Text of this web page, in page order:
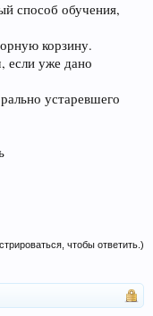
способ обучения,
корзину.
если уже дано
устаревшего
чтобы ответить.)